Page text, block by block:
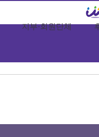
지부·회원단체